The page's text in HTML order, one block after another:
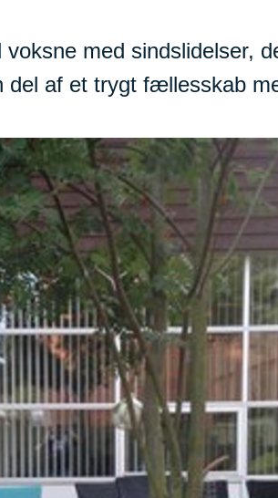
med sindslidelser,
af et trygt fællesskab